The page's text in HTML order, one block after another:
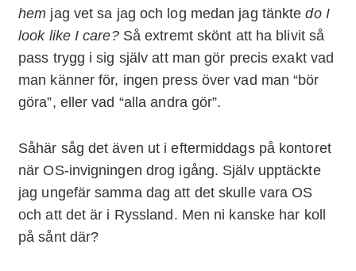
hem jag vet sa jag och log medan jag tänktedo I
look like I care?Så extremt skönt att ha blivit så
pass trygg i sig själv att man gör precis exakt vad
man känner för, ingen press över vad man “bör
göra”, eller vad “alla andra gör”.
Såhär såg det även ut i eftermiddags på kontoret
när OS-invigningen drog igång. Själv upptäckte
jag ungefär samma dag att det skulle vara OS
och att det är i Ryssland. Men ni kanske har koll
på sånt där?